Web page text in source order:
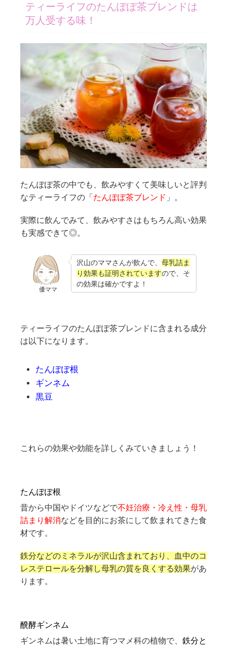
ティーライフのたんぽぽ茶ブレンドは
万人受する味！
たんぽぽ茶の中でも、飲みやすくて美味しいと評判
なティーライフの「 たんぽぽ茶ブレンド 」。
実際に飲んでみて、飲みやすさはもちろん高い効果
も実感できて◎。
優ママ
沢山のママさんが飲んで、 母乳詰ま
り効果も証明されていますので、そ
の効果は確かですよ！
ティーライフのたんぽぽ茶ブレンドに含まれる成分
は以下になります。
たんぽぽ根
ギンネム
黒豆
これらの効果や効能を詳しくみていきましょう！
たんぽぽ根
昔から中国やドイツなどで不妊治療・冷え性・母乳
詰まり解消などを目的にお茶にして飲まれてきた食
材です。
鉄分などのミネラルが沢山含まれており、
血中のコ
レステロールを分解し母乳の質を良くする効果があ
ります。
醗酵ギンネム
ギンネムは暑い土地に育つマメ科の植物で、 鉄分と